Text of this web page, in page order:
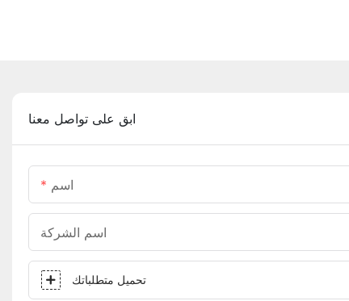
ابق على تواصل معنا
اسم
اسم الشركة
تحميل متطلباتك